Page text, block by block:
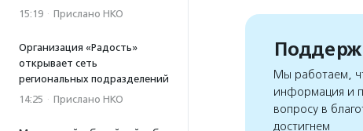
15:19 · Прислано НКО
Организация «Радость»
открывает сеть
региональных подразделений
14:25 · Прислано НКО
Мы работаем,
информация и
вопросу в
достигнем